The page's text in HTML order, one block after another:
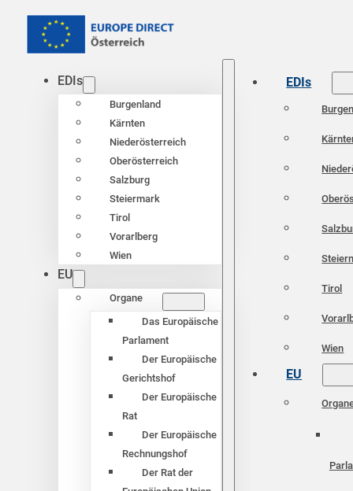
EDIs
Burgenland
Kärnten
Niederösterreich
Oberösterreich
Salzburg
Steiermark
Tirol
Vorarlberg
Wien
EU
Organe
Das Europäische
Parlament
Der Europäische
Gerichtshof
Der Europäische
Rat
Der Europäische
Rechnungshof
Der Rat der
EDIs
Tirol
Wien
EU